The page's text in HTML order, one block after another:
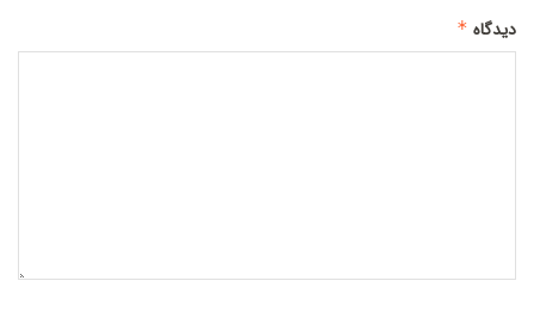
دیدگاه *